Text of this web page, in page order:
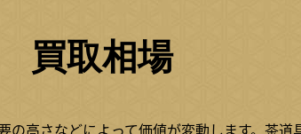
買取相場
高さなどによって価値が変動します。茶